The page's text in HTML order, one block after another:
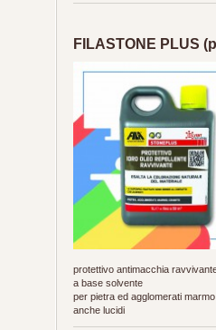
FILASTONE PLUS
protettivo antimacchia
a base solvente
per pietra ed agglomerati
anche lucidi